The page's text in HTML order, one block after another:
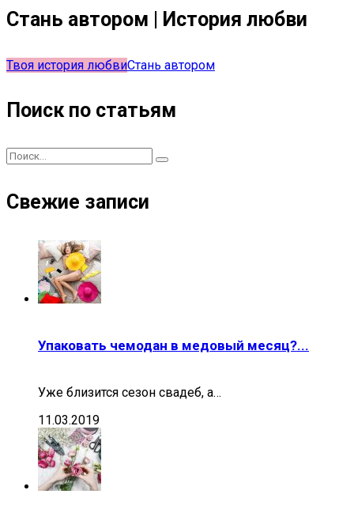
Стань автором | История любви
Твоя история любвиСтань автором
Поиск по статьям
Свежие записи
Упаковать чемодан в медовый месяц?...
Уже близится сезон свадеб, а…
11.03.2019